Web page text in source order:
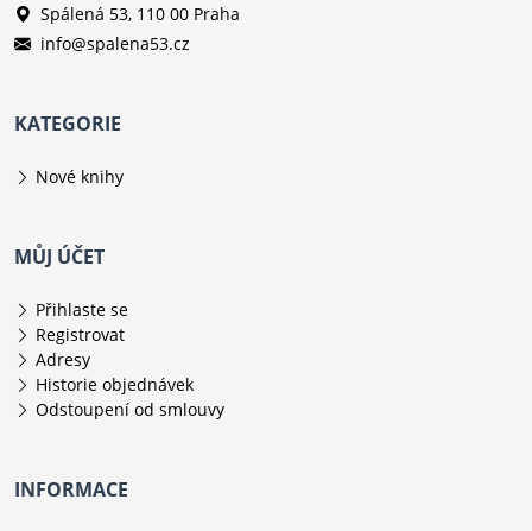
Spálená 53, 110 00 Praha
info@spalena53.cz
KATEGORIE
Nové knihy
MŮJ ÚČET
Přihlaste se
Registrovat
Adresy
Historie objednávek
Odstoupení od smlouvy
INFORMACE